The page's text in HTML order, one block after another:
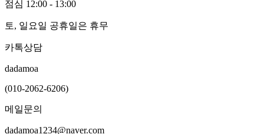
점심 12:00 - 13:00
토, 일요일 공휴일은 휴무
카톡상담
dadamoa
(010-2062-6206)
메일문의
dadamoa1234@naver.com